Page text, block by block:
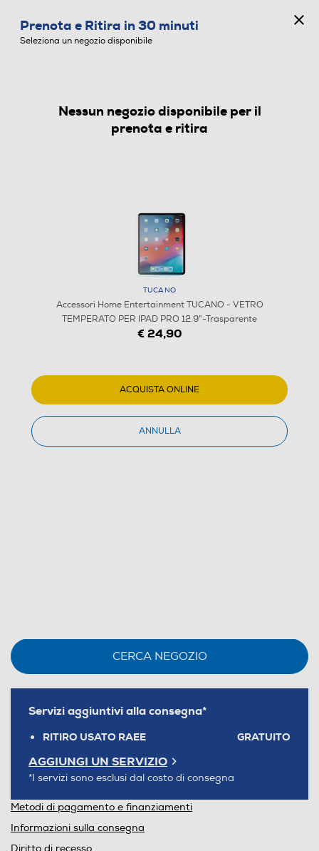
ACCESSORI HOME ENTERTAINMENT
1/1
Trasparente
Dettagli Prodotto Confronta
CERCA NEGOZIO
Servizi aggiuntivi alla consegna*
RITIRO USATO RAEE GRATUITO
AGGIUNGI UN SERVIZIO
*I servizi sono esclusi dal costo di consegna
Metodi di pagamento e finanziamenti
Informazioni sulla consegna
Diritto di recesso
Prenota e Ritira in 30 minuti
Seleziona un negozio disponibile
Nessun negozio disponibile per il
prenota e ritira
TUCANO
Accessori Home Entertainment TUCANO - VETRO
TEMPERATO PER IPAD PRO 12.9"-Trasparente
€ 24,90
ACQUISTA ONLINE
ANNULLA